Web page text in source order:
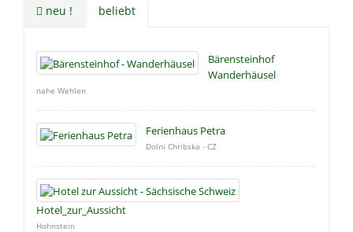
neu ! beliebt
Bärensteinhof
Wanderhäusel
nahe Wehlen
Ferienhaus Petra
Dolni Chribska - CZ
Hotel_zur_Aussicht
Hohnstein